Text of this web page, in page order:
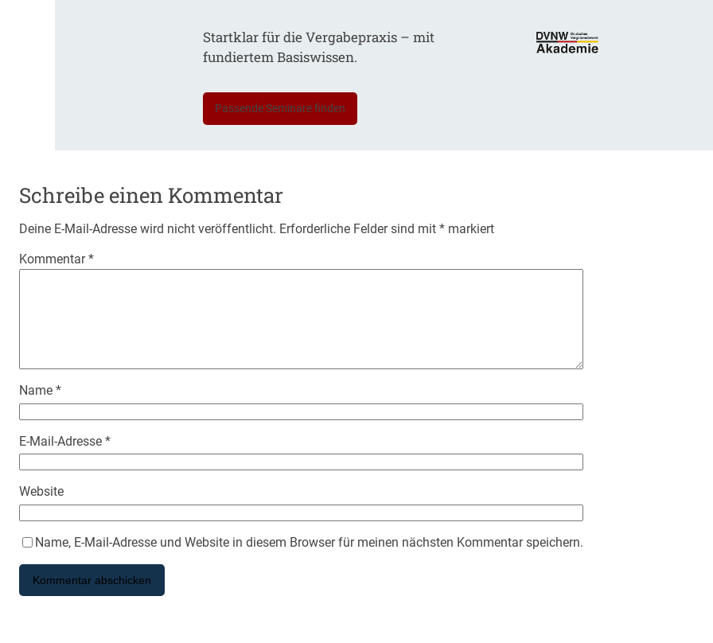
Startklar für die Vergabepraxis – mit
fundiertem Basiswissen.
Passende Seminare finden
Schreibe einen Kommentar
Deine E-Mail-Adresse wird nicht veröffentlicht. Erforderliche Felder sind mit * markiert
Kommentar*
Name *
E-Mail-Adresse *
Website
Name, E-Mail-Adresse und Website in diesem Browser für meinen nächsten Kommentar speichern.